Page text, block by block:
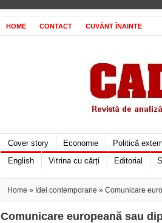
HOME CONTACT CUVÂNT ÎNAINTE
Cover story Economie Politică
English
Vitrina cu cărți Editorial
Home » Idei contemporane » Comunicare
Comunicare europeană sau